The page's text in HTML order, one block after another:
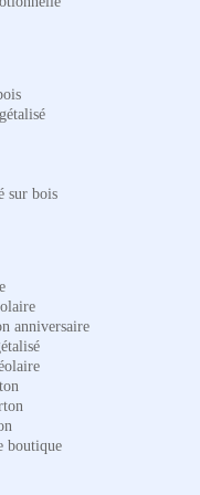
sur bois
anniversaire
boutique
LOVE-
: volume-love-